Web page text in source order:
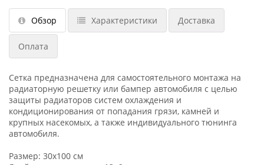
Обзор Характеристики Доставка
Оплата
Сетка предназначена для самостоятельного монтажа на
радиаторную решетку или бампер автомобиля с целью
защиты радиаторов систем охлаждения и
кондиционирования от попадания грязи, камней и
крупных насекомых, а также индивидуального тюнинга
автомобиля.
Размер: 30х100 см